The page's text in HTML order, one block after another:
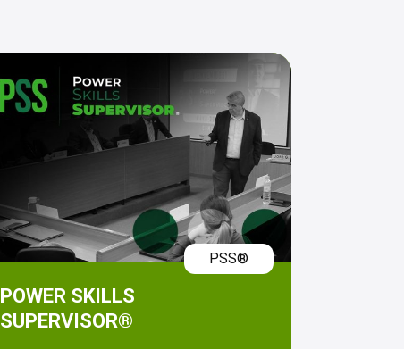
PSS®
POWER SKILLS
SUPERVISOR®